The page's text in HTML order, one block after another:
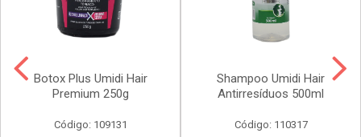
Botox Plus Umidi Hair
Premium 250g
Código: 109131
Shampoo Umidi Hair
Antirresíduos 500ml
Código: 110317